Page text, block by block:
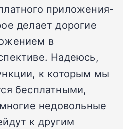
приложения-
делает дорогие
в
Надеюсь,
к которым мы
бесплатными,
недовольные
к другим